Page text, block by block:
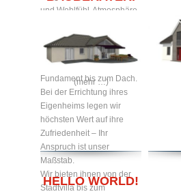
und Wohlfühl-Atmosphäre
Gerne bauen wir Ihr
Traumhaus nach ihren
Wünschen – vom
Fundament bis zum Dach.
Bei der Errichtung ihres
Eigenheims legen wir
höchsten Wert auf ihre
Zufriedenheit – Ihr
Anspruch ist unser
Maßstab.
Wir bieten ihnen von der
Stadtvilla bis zum
(mehr …)
HELLO WORLD!